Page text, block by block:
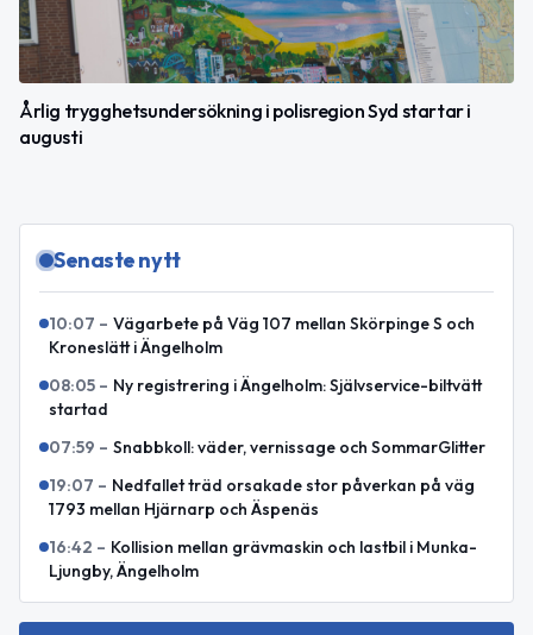
Årlig trygghetsundersökning i polisregion Syd startar i
augusti
Senaste nytt
10:07 – Vägarbete på Väg 107 mellan Skörpinge S och
Kroneslätt i Ängelholm
08:05 – Ny registrering i Ängelholm: Självservice-biltvätt
startad
07:59 – Snabbkoll: väder, vernissage och SommarGlitter
19:07 – Nedfallet träd orsakade stor påverkan på väg
1793 mellan Hjärnarp och Äspenäs
16:42 – Kollision mellan grävmaskin och lastbil i Munka-
Ljungby, Ängelholm